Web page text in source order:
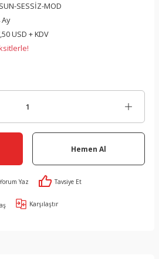
SESSİZ-MOD
USD + KDV
Hemen Al
Yorum Yaz Tavsiye Et
Karşılaştır